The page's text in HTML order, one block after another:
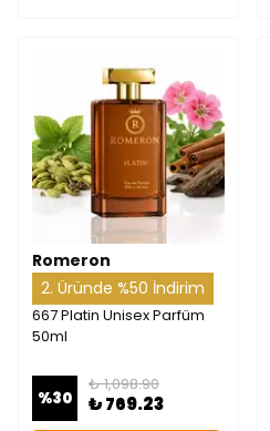
Romeron
2. Üründe %50 İndirim
667 Platin Unisex Parfüm
50ml
%30
₺ 1,098.90
₺ 769.23